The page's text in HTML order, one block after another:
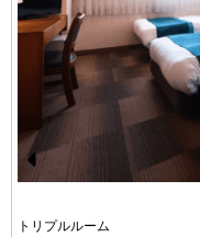
Pr
e
トリプルルーム